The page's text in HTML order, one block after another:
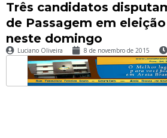
Três candidatos
de Passagem em
neste domingo
Luciano Oliveira 8 de novembro de 2015